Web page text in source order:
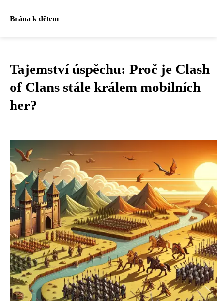
Brána k dětem
Tajemství úspěchu: Proč je Clash
of Clans stále králem mobilních
her?